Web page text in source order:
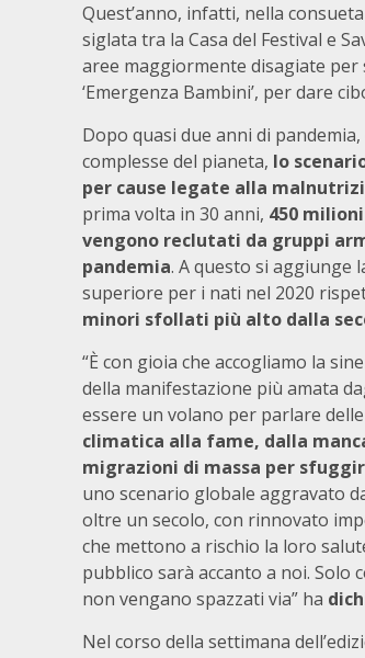
Quest’anno, infatti, nella
siglata tra la Casa del Festival e
aree maggiormente disagiate
‘Emergenza Bambini’, per dare
Dopo quasi due anni di
complesse del pianeta, lo
per cause legate alla
prima volta in 30 anni, 450
vengono reclutati da gruppi
pandemia. A questo si aggiunge
superiore per i nati nel 2020
minori sfollati più alto dalla
“È con gioia che accogliamo la
della manifestazione più amata
essere un volano per parlare
climatica alla fame, dalla
migrazioni di massa per
uno scenario globale aggravato
oltre un secolo, con rinnovato
che mettono a rischio la loro
pubblico sarà accanto a noi.
non vengano spazzati via” ha
Nel corso della settimana